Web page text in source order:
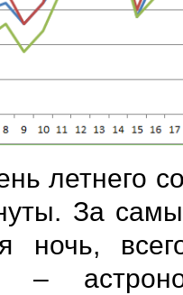
летнего
За
ночь,
–